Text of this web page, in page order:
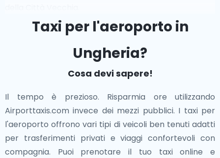
è un ottimo modo per esplorare questa città storica.
Visita il Castello di Eger e assaggia i famosi vini della
regione nella Valle della Bella Donna.
L'Ungheria offre un delizioso mix di siti storici, bellezze
tradizionale gulasch in un ristorante locale, facendo un
bagno termale o passeggiando tra villaggi
affascinanti, questo paese promette un'esperienza
indimenticabile.
Queste città vicine, tutte a breve distanza
dall'Ungheria, offrono eccellenti opportunità per
esplorare il ricco tessuto culturale e storico
dell'Europa centrale.Che tu stia visitando i palazzi di
esperienze diverse e arricchenti a breve distanza da
Budapest.
Taxi per l'aeroporto in
Ungheria?
Cosa devi sapere!
Il tempo è prezioso. Risparmia ore utilizzando
Airporttaxis.com invece dei mezzi pubblici. I taxi per
l'aeroporto offrono vari tipi di veicoli ben tenuti adatti
per trasferimenti privati e viaggi confortevoli con
compagnia. Puoi prenotare il tuo taxi online e